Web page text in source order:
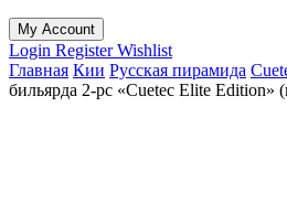
My Account
Login RegisterWishlist
Главная Кии Русская пирамида
бильярда 2-pc «Cuetec Elite Edition»